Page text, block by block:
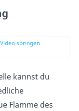
springen
kannst du
Flamme des